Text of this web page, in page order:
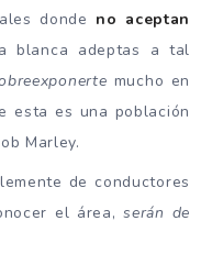
donde no aceptan
blanca adeptas a tal
mucho en
esta es una población
Marley.
de conductores
el área,serán de